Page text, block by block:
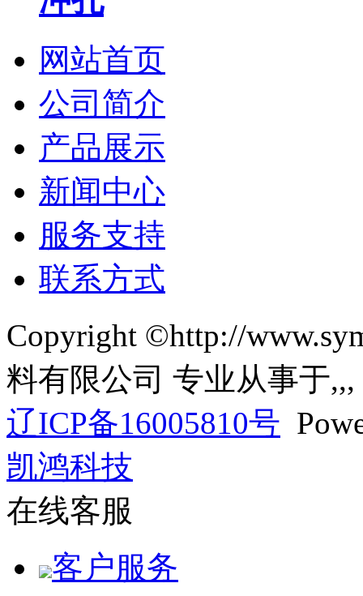
网站首页
公司简介
产品展示
新闻中心
服务支持
联系方式
Copyright ©http://
料有限公司 专业从事于,,
辽ICP备16005810号
凯鸿科技
在线客服
客户服务